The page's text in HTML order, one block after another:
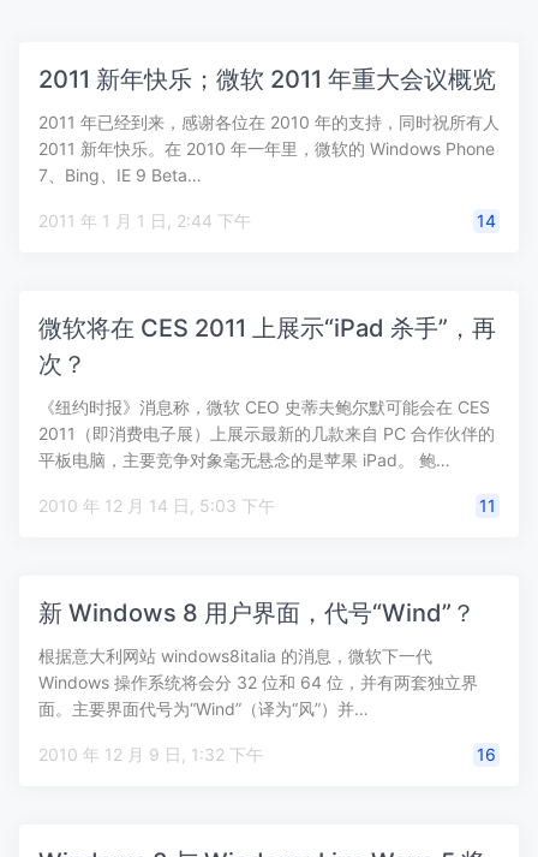
2011 新年快乐；微软 2011 年重大会议概览
2011 年已经到来，感谢各位在 2010 年的支持，同时祝所有人
2011 新年快乐。在 2010 年一年里，微软的 Windows Phone
7、Bing、IE 9 Beta…
2011 年 1 月 1 日, 2:44 下午 14
微软将在 CES 2011 上展示“iPad 杀手”，再
次？
《纽约时报》消息称，微软 CEO 史蒂夫鲍尔默可能会在 CES
2011（即消费电子展）上展示最新的几款来自 PC 合作伙伴的
平板电脑，主要竞争对象毫无悬念的是苹果 iPad。 鲍…
2010 年 12 月 14 日, 5:03 下午 11
新 Windows 8 用户界面，代号“Wind”？
根据意大利网站 windows8italia 的消息，微软下一代
Windows 操作系统将会分 32 位和 64 位，并有两套独立界
面。主要界面代号为“Wind”（译为“风”）并…
2010 年 12 月 9 日, 1:32 下午 16